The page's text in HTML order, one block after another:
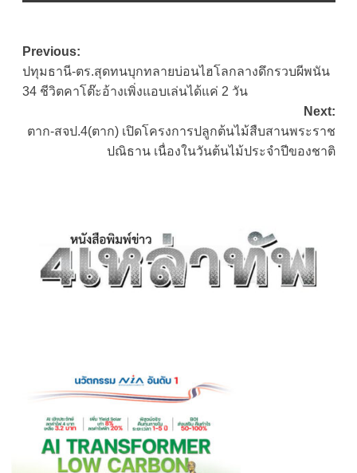
Post
navigation
Previous:
ปทุมธานี-ตร.สุดทนบุกทลายบ่อนไฮโลกลางดึกรวบผีพนัน
34 ชีวิตคาโต๊ะอ้างเพิ่งแอบเล่นได้แค่ 2 วัน
Next:
ตาก-สจป.4(ตาก) เปิดโครงการปลูกต้นไม้สืบสานพระราช
ปณิธาน เนื่องในวันต้นไม้ประจำปีของชาติ